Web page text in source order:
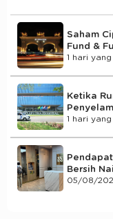
Saham
Fund &
1 hari yang
Ketika
1 hari yang
Bersih
05/08/